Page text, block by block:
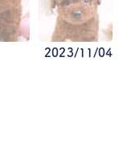
2023/11/04